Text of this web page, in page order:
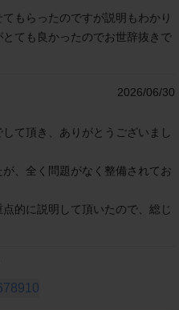
もらったのですが説明もわかり
ても良かったのでお世辞抜きで
2026/06/30
て頂き、ありがとうございまし
、全く問題がなく整備されてお
的に説明して頂いたので、総じ
78910